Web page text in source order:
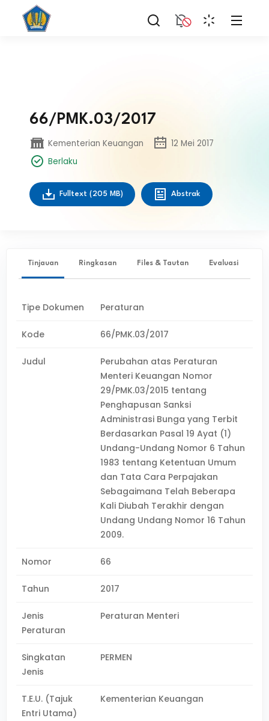
66/PMK.03/2017
Kementerian Keuangan
12 Mei 2017
Berlaku
Fulltext (205 MB) Abstrak
Tinjauan Ringkasan Files & Tautan Evaluasi
Tipe Dokumen Peraturan
Kode 66/PMK.03/2017
Judul
Perubahan atas Peraturan
Menteri Keuangan Nomor
29/PMK.03/2015 tentang
Penghapusan Sanksi
Administrasi Bunga yang Terbit
Berdasarkan Pasal 19 Ayat (1)
Undang-Undang Nomor 6 Tahun
1983 tentang Ketentuan Umum
dan Tata Cara Perpajakan
Sebagaimana Telah Beberapa
Kali Diubah Terakhir dengan
Undang Undang Nomor 16 Tahun
2009.
Nomor 66
Tahun 2017
Jenis
Peraturan
Peraturan Menteri
Singkatan
Jenis
PERMEN
T.E.U. (Tajuk
Entri Utama)
Kementerian Keuangan